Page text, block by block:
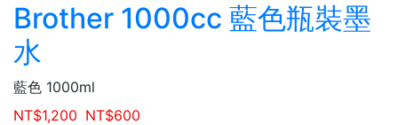
Brother 1000cc 藍色瓶裝墨
水
藍色 1000ml
NT$1,200 NT$600